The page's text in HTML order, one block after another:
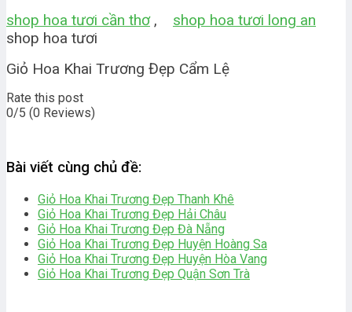
shop hoa tươi cần thơ, shop hoa tươi long an
shop hoa tươi
Giỏ Hoa Khai Trương Đẹp Cẩm Lệ
Rate this post
0/5 (0 Reviews)
Bài viết cùng chủ đề:
Giỏ Hoa Khai Trương Đẹp Thanh Khê
Giỏ Hoa Khai Trương Đẹp Hải Châu
Giỏ Hoa Khai Trương Đẹp Đà Nẵng
Giỏ Hoa Khai Trương Đẹp Huyện Hoàng Sa
Giỏ Hoa Khai Trương Đẹp Huyện Hòa Vang
Giỏ Hoa Khai Trương Đẹp Quận Sơn Trà